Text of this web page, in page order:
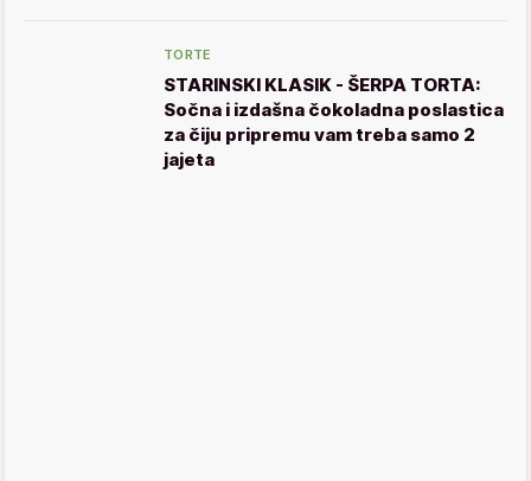
TORTE
STARINSKI KLASIK - ŠERPA TORTA:
Sočna i izdašna čokoladna poslastica
za čiju pripremu vam treba samo 2
jajeta